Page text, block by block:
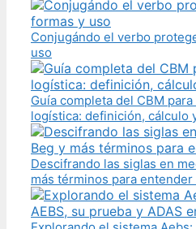
Conjugándo el verbo
uso
Guía completa del CBM
logística: definición, cálculo
Descifrando las siglas en
más términos para entender